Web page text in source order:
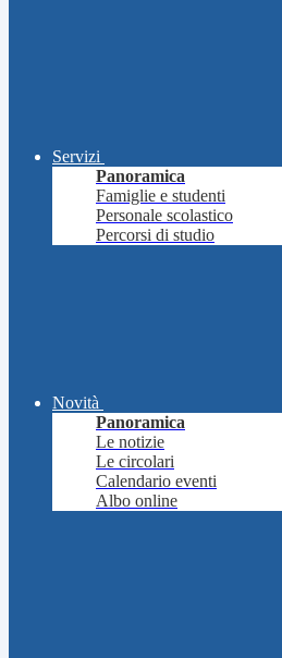
Servizi
Panoramica
Famiglie e studenti
Personale scolastico
Percorsi di studio
Novità
Panoramica
Le notizie
Le circolari
Calendario eventi
Albo online